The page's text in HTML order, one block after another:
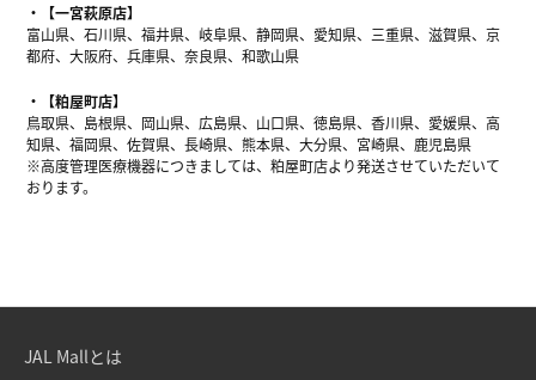
【一宮萩原店】
富山県、石川県、福井県、岐阜県、静岡県、愛知県、三重県、滋賀県、京
都府、大阪府、兵庫県、奈良県、和歌山県
【粕屋町店】
鳥取県、島根県、岡山県、広島県、山口県、徳島県、香川県、愛媛県、高
知県、福岡県、佐賀県、長崎県、熊本県、大分県、宮崎県、鹿児島県
※高度管理医療機器につきましては、粕屋町店より発送させていただいて
おります。
JAL Mallとは